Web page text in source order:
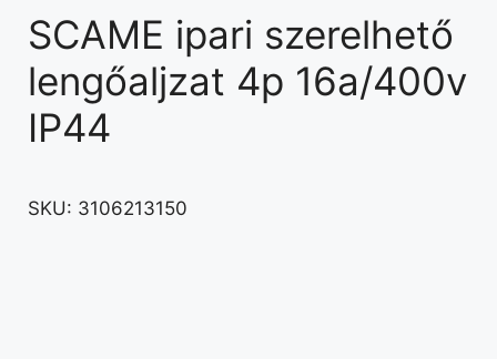
SCAME ipari szerelhető
lengőaljzat 4p 16a/400v
IP44
SKU: 3106213150